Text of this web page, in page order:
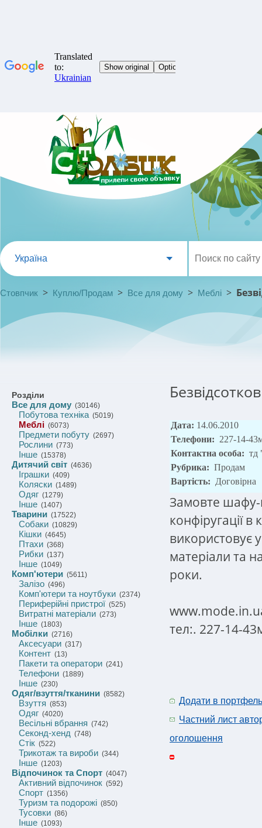
Україна
Стовпчик > Куплю/Продам > Все для дому > Меблі >
Розділи
Все для дому (30146)
Побутова техніка(5019)
Меблі (6073)
Предмети побуту (2697)
Рослини (773)
Інше (15378)
Дитячий світ (4636)
Іграшки (409)
Коляски (1489)
Одяг (1279)
Інше (1407)
Тварини (17522)
Собаки (10829)
Кішки (4645)
Птахи (368)
Рибки (137)
Інше (1049)
Комп'ютери (5611)
Залізо (496)
Комп'ютери та ноутбуки (2374)
Периферійні пристрої (525)
Витратні матеріали (273)
Інше (1803)
Мобілки (2716)
Аксесуари (317)
Контент (13)
Пакети та оператори (241)
Телефони (1889)
Інше (230)
Одяг/взуття/тканини (8582)
Взуття (853)
Одяг (4020)
Весільні вбрання (742)
Секонд-хенд (748)
Стік (522)
Трикотаж та вироби (344)
Інше (1203)
Відпочинок та Спорт (4047)
Активний відпочинок (592)
Спорт (1356)
Туризм та подорожі (850)
Тусовки (86)
Інше (1093)
Дата: 14.06.2010
Телефони: 227-14-
Контактна особа: тд
Рубрика: Продам
Вартість: Договірна
Замовте шафу-
конфіругації в
використовує у
матеріали та
роки.
тел:. 227-14-
Додати в портфель
Частний лист
оголошення